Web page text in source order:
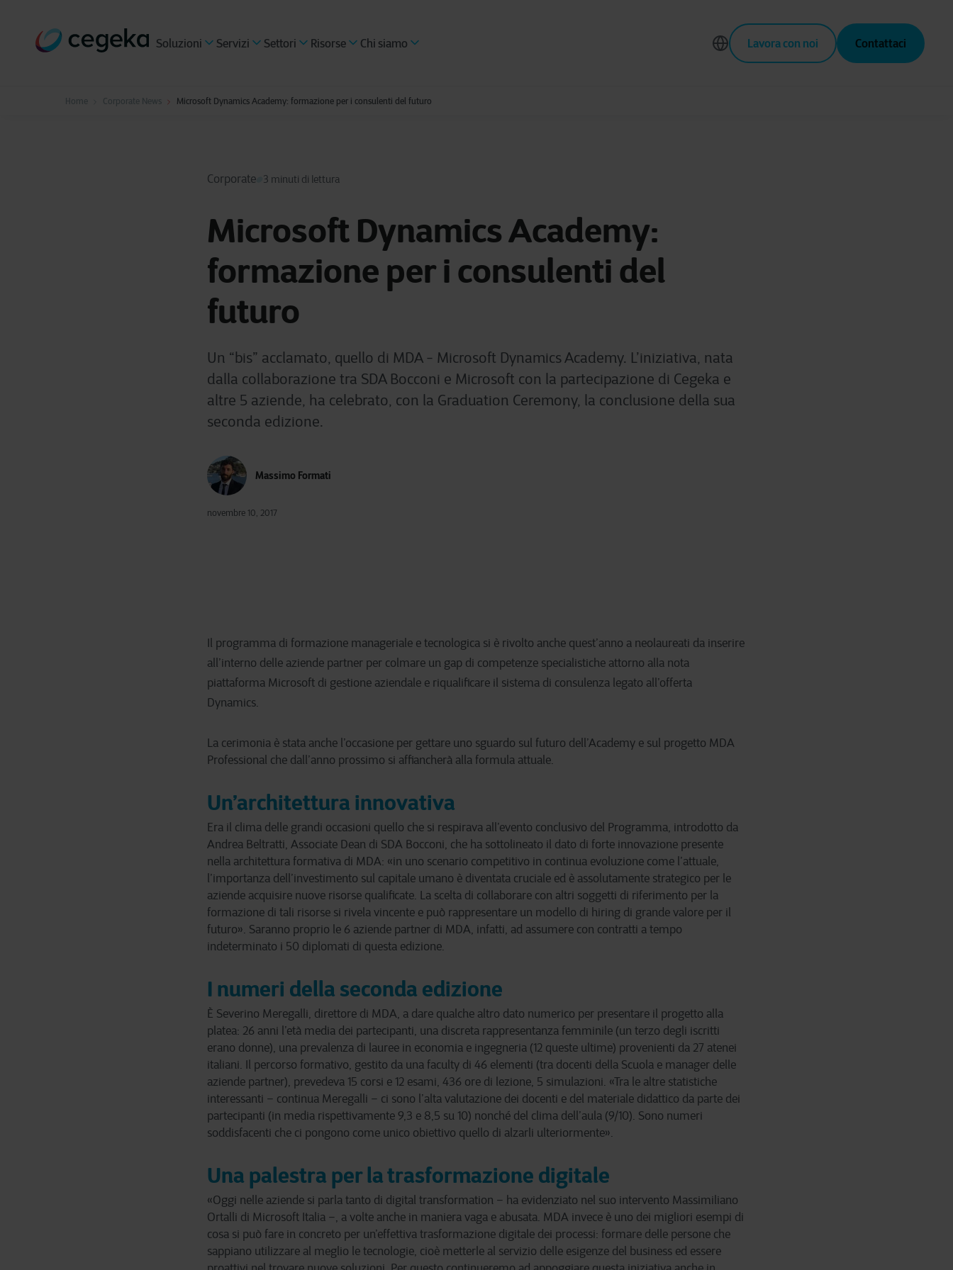
Soluzioni Servizi Settori Risorse Chi siamo Lavora con noi Contattaci
Home Corporate News Microsoft Dynamics Academy: formazione per i consulenti del futuro
Corporate 3 minuti di lettura
Microsoft Dynamics Academy:
formazione per i consulenti del
futuro
Un “bis” acclamato, quello di MDA - Microsoft Dynamics Academy. L’iniziativa, nata
dalla collaborazione tra SDA Bocconi e Microsoft con la partecipazione di Cegeka e
altre 5 aziende, ha celebrato, con la Graduation Ceremony, la conclusione della sua
seconda edizione.
Massimo Formati
novembre 10, 2017
Il programma di formazione manageriale e tecnologica si è rivolto anche quest’anno a neolaureati da inserire
all’interno delle aziende partner per colmare un gap di competenze specialistiche attorno alla nota
piattaforma Microsoft di gestione aziendale e riqualificare il sistema di consulenza legato all’offerta
Dynamics.
La cerimonia è stata anche l’occasione per gettare uno sguardo sul futuro dell’Academy e sul progetto MDA
Professional che dall’anno prossimo si affiancherà alla formula attuale.
Un’architettura innovativa
Era il clima delle grandi occasioni quello che si respirava all’evento conclusivo del Programma, introdotto da
Andrea Beltratti, Associate Dean di SDA Bocconi, che ha sottolineato il dato di forte innovazione presente
nella architettura formativa di MDA: «in uno scenario competitivo in continua evoluzione come l’attuale,
l’importanza dell’investimento sul capitale umano è diventata cruciale ed è assolutamente strategico per le
aziende acquisire nuove risorse qualificate. La scelta di collaborare con altri soggetti di riferimento per la
formazione di tali risorse si rivela vincente e può rappresentare un modello di hiring di grande valore per il
futuro». Saranno proprio le 6 aziende partner di MDA, infatti, ad assumere con contratti a tempo
indeterminato i 50 diplomati di questa edizione.
I numeri della seconda edizione
È Severino Meregalli, direttore di MDA, a dare qualche altro dato numerico per presentare il progetto alla
platea: 26 anni l’età media dei partecipanti, una discreta rappresentanza femminile (un terzo degli iscritti
erano donne), una prevalenza di lauree in economia e ingegneria (12 queste ultime) provenienti da 27 atenei
italiani. Il percorso formativo, gestito da una faculty di 46 elementi (tra docenti della Scuola e manager delle
aziende partner), prevedeva 15 corsi e 12 esami, 436 ore di lezione, 5 simulazioni. «Tra le altre statistiche
interessanti – continua Meregalli – ci sono l’alta valutazione dei docenti e del materiale didattico da parte dei
partecipanti (in media rispettivamente 9,3 e 8,5 su 10) nonché del clima dell’aula (9/10). Sono numeri
soddisfacenti che ci pongono come unico obiettivo quello di alzarli ulteriormente».
Una palestra per la trasformazione digitale
«Oggi nelle aziende si parla tanto di digital transformation – ha evidenziato nel suo intervento Massimiliano
Ortalli di Microsoft Italia –, a volte anche in maniera vaga e abusata. MDA invece è uno dei migliori esempi di
cosa si può fare in concreto per un’effettiva trasformazione digitale dei processi: formare delle persone che
sappiano utilizzare al meglio le tecnologie, cioè metterle al servizio delle esigenze del business ed essere